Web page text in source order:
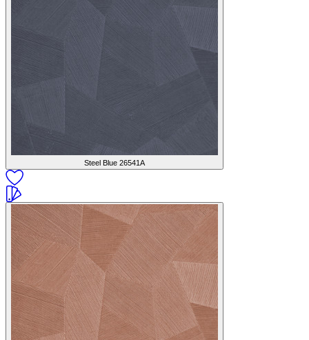
Steel Blue 26541A